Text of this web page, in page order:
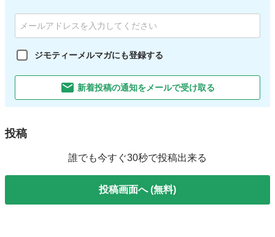
ジモティーメルマガにも登録する
新着投稿の通知をメールで受け取る
投稿
誰でも今すぐ30秒で投稿出来る
投稿画面へ (無料)